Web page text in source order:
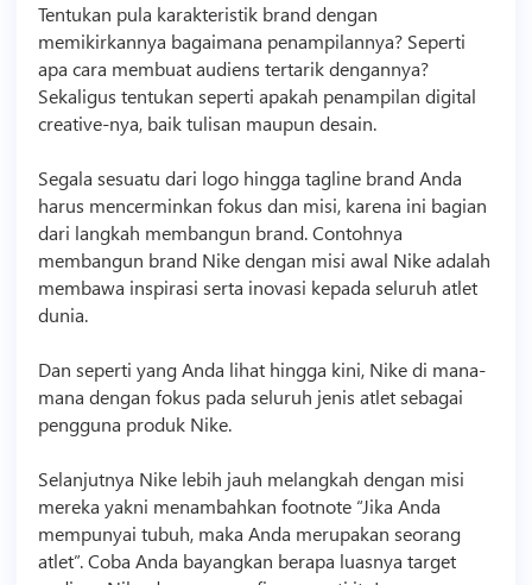
Tentukan pula karakteristik brand dengan
memikirkannya bagaimana penampilannya? Seperti
apa cara membuat audiens tertarik dengannya?
Sekaligus tentukan seperti apakah penampilan digital
creative-nya, baik tulisan maupun desain.
Segala sesuatu dari logo hingga tagline brand Anda
harus mencerminkan fokus dan misi, karena ini bagian
dari langkah membangun brand. Contohnya
membangun brand Nike dengan misi awal Nike adalah
membawa inspirasi serta inovasi kepada seluruh atlet
dunia.
Dan seperti yang Anda lihat hingga kini, Nike di mana-
mana dengan fokus pada seluruh jenis atlet sebagai
pengguna produk Nike.
Selanjutnya Nike lebih jauh melangkah dengan misi
mereka yakni menambahkan footnote “Jika Anda
mempunyai tubuh, maka Anda merupakan seorang
atlet”. Coba Anda bayangkan berapa luasnya target